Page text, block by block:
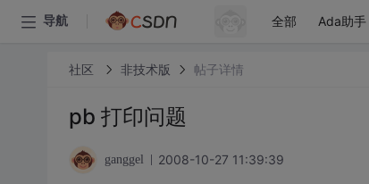
导航 全部 Ada助手
社区 非技术版 帖子详情
pb 打印问题
ganggel 2008-10-27 11:39:39